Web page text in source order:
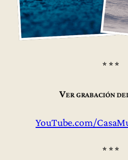
* * *
Ver grabación
YouTube.com/
* * *